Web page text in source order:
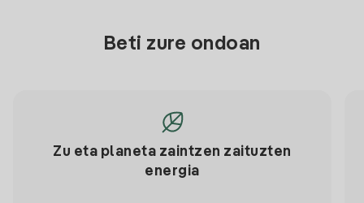
Beti zure ondoan
Zu eta planeta zaintzen zaituzten
energia